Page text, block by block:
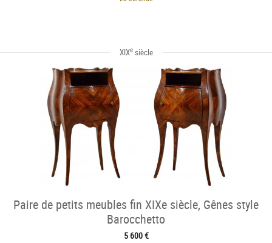
XIXesiècle
Paire de petits meubles fin XIXe siècle, Gênes style
Barocchetto
5 600 €